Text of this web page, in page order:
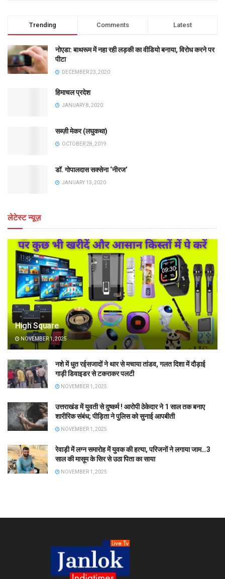
Trending Comments Latest
नोएडा: बाथरूम में नहा रही लड़की का वीडियो बनाया, विरोध करने पर
पीटा
DECEMBER 23, 2020
हिमाचल प्रदेश
JANUARY 8, 2020
सब्ज़ी मेकर (लघुकथा)
OCTOBER 28, 2019
डॉ. गोपालदास सक्सेना ‘नीरज’
JANUARY 13, 2020
लेटेस्ट न्यूज़
High Square
NOVEMBER 1, 2025
नशे में धुत रईसजादों ने थार से मचाया तांडव, गलत दिशा में दौड़ाई
गाड़ी डिवाइडर से टकराकर पलटी
NOVEMBER 1, 2025
उत्तराखंड में युवती से दुष्कर्म ! आरोपी ठेकेदार ने 1 साल तक बनाए
शारीरिक संबंध; पीड़िता ने पुलिस को सुनाई आपबीती
NOVEMBER 1, 2025
रेवाड़ी में लग्न समारोह में युवक की हत्या, परिजनों ने लगाया जाम…3
साल की मासूम के सिर से उठा पिता का साया
NOVEMBER 1, 2025